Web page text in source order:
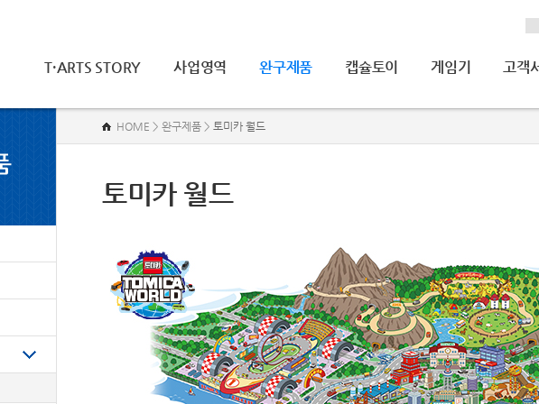
T·ARTS STORY 사업영역 완구제품 캡슐토이 게임기 고객
토미카 월드
HOME > 완구제품 > 토미카 월드